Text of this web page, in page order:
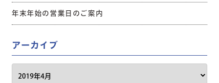
年末年始の営業日のご案内
アーカイブ